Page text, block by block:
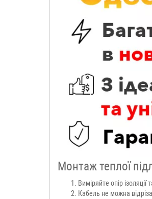
Монтаж теплої
Виміряйте опір
Кабель не можна